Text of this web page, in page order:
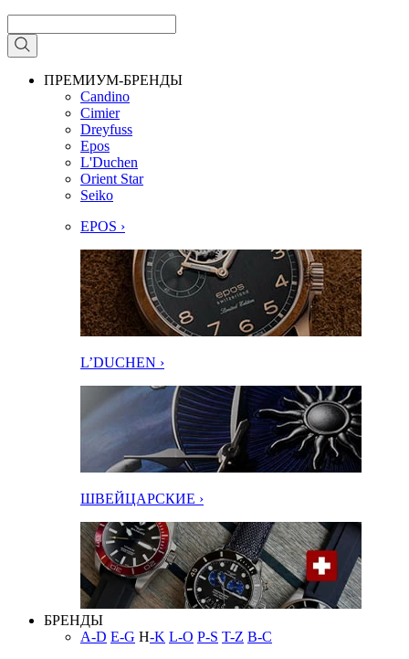
ПРЕМИУМ-БРЕНДЫ
Candino
Cimier
Dreyfuss
Epos
L'Duchen
Orient Star
Seiko
EPOS ›
L’DUCHEN ›
ШВЕЙЦАРСКИЕ ›
БРЕНДЫ
A-D E-G H-K L-O P-S T-Z В-С